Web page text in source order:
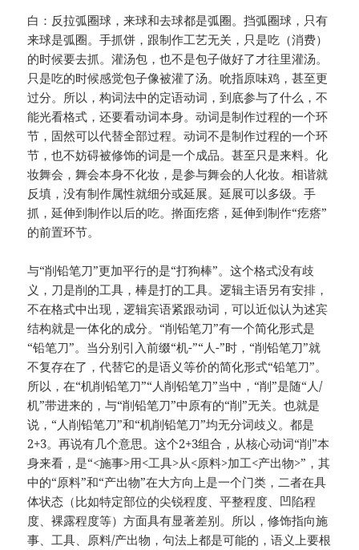
白：反拉弧圈球，来球和去球都是弧圈。挡弧圈球，只有
来球是弧圈。手抓饼，跟制作工艺无关，只是吃（消费）
的时候要去抓。灌汤包，也不是包子做好了才往里灌汤。
只是吃的时候感觉包子像被灌了汤。吮指原味鸡，甚至更
过分。所以，构词法中的定语动词，到底参与了什么，不
能光看格式，还要看动词本身。动词是制作过程的一个环
节，固然可以代替全部过程。动词不是制作过程的一个环
节，也不妨碍被修饰的词是一个成品。甚至只是来料。化
妆舞会，舞会本身不化妆，是参与舞会的人化妆。相谐就
反填，没有制作属性就细分或延展。延展可以多级。手
抓，延伸到制作以后的吃。擀面疙瘩，延伸到制作“疙瘩”
的前置环节。
与“削铅笔刀”更加平行的是“打狗棒”。这个格式没有歧
义，刀是削的工具，棒是打的工具。逻辑主语另有安排，
不在格式中出现，逻辑宾语紧跟动词，可以近似认为述宾
结构就是一体化的成分。“削铅笔刀”有一个简化形式是
“铅笔刀”。当分别引入前缀“机-”“人-”时，“削铅笔刀”就
不复存在了，代替它的是语义等价的简化形式“铅笔刀”。
所以，在“机削铅笔刀”“人削铅笔刀”当中，“削”是随“人/
机”带进来的，与“削铅笔刀”中原有的“削”无关。也就是
说，“人削铅笔刀”和“机削铅笔刀”均无分词歧义。都是
2+3。再说有几个意思。这个2+3组合，从核心动词“削”本
身来看，是“<施事>用<工具>从<原料>加工<产出物>”，其
中的“原料”和“产出物”在大方向上是一个门类，二者在具
体状态（比如特定部位的尖锐程度、平整程度、凹陷程
度、裸露程度等）方面具有显著差别。所以，修饰指向施
事、工具、原料/产出物，句法上都是可能的，语义上要根